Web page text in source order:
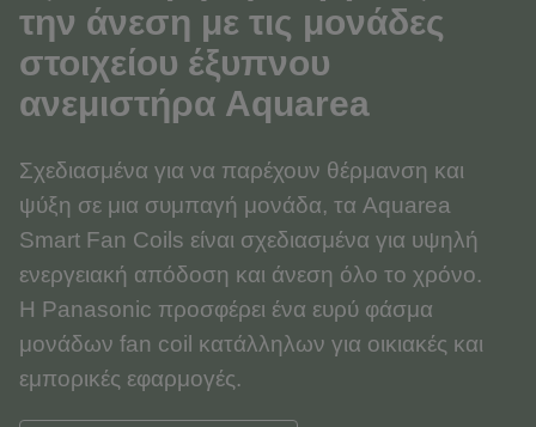
την άνεση με τις μονάδες
στοιχείου έξυπνου
ανεμιστήρα Aquarea
Σχεδιασμένα για να παρέχουν θέρμανση και
ψύξη σε μια συμπαγή μονάδα, τα Aquarea
Smart Fan Coils είναι σχεδιασμένα για υψηλή
ενεργειακή απόδοση και άνεση όλο το χρόνο.
Η Panasonic προσφέρει ένα ευρύ φάσμα
μονάδων fan coil κατάλληλων για οικιακές και
εμπορικές εφαρμογές.